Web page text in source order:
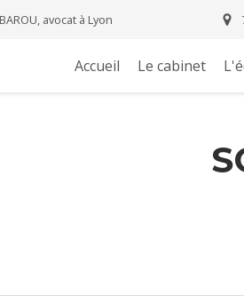
avocat à Lyon
Accueil Le cabinet